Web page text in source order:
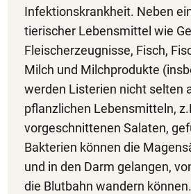
Infektionskrankheit. Neben
tierischer Lebensmittel wie
Fleischerzeugnisse, Fisch,
Milch und Milchprodukte
werden Listerien nicht selten
pflanzlichen Lebensmitteln,
vorgeschnittenen Salaten,
Bakterien können die
und in den Darm gelangen,
die Blutbahn wandern können.